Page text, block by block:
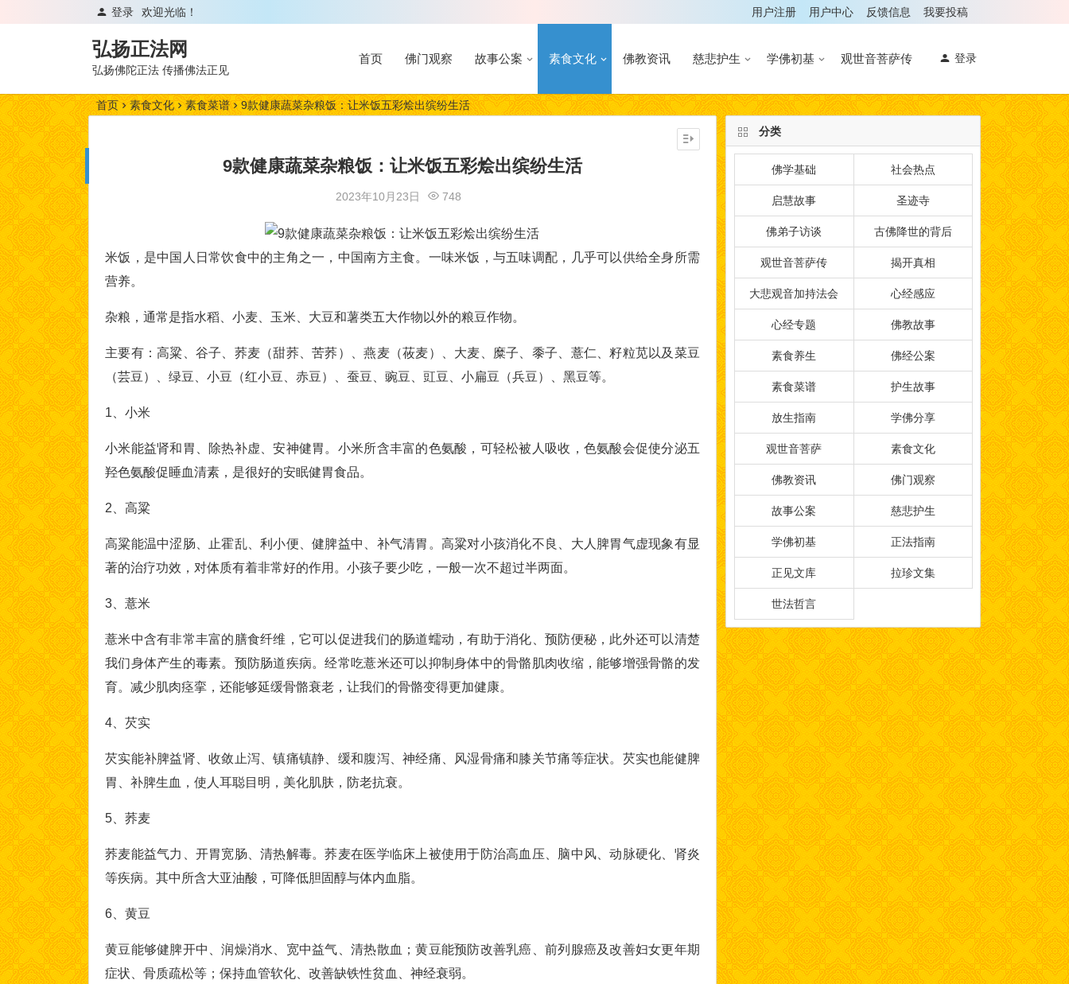
欢迎光临！
登录 用户注册 用户中心 反馈信息 我要投稿
登录
弘扬正法网
弘扬佛陀正法 传播佛法正见
首页 佛门观察 故事公案 素食文化 佛教资讯 慈悲护生 学佛初基 观世音菩萨传
首页 素食文化 素食菜谱 9款健康蔬菜杂粮饭：让米饭五彩烩出缤纷生活
9款健康蔬菜杂粮饭：让米饭五彩烩出缤纷生活
2023年10月23日 748
米饭，是中国人日常饮食中的主角之一，中国南方主食。一味米饭，与五味调配，几乎可以供给全身所需
营养。
杂粮，通常是指水稻、小麦、玉米、大豆和薯类五大作物以外的粮豆作物。
主要有：高粱、谷子、荞麦（甜荞、苦荞）、燕麦（莜麦）、大麦、糜子、黍子、薏仁、籽粒苋以及菜豆
（芸豆）、绿豆、小豆（红小豆、赤豆）、蚕豆、豌豆、豇豆、小扁豆（兵豆）、黑豆等。
1、小米
小米能益肾和胃、除热补虚、安神健胃。小米所含丰富的色氨酸，可轻松被人吸收，色氨酸会促使分泌五
羟色氨酸促睡血清素，是很好的安眠健胃食品。
2、高粱
高粱能温中涩肠、止霍乱、利小便、健脾益中、补气清胃。高粱对小孩消化不良、大人脾胃气虚现象有显
著的治疗功效，对体质有着非常好的作用。小孩子要少吃，一般一次不超过半两面。
3、薏米
薏米中含有非常丰富的膳食纤维，它可以促进我们的肠道蠕动，有助于消化、预防便秘，此外还可以清楚
我们身体产生的毒素。预防肠道疾病。经常吃薏米还可以抑制身体中的骨骼肌肉收缩，能够增强骨骼的发
育。减少肌肉痉挛，还能够延缓骨骼衰老，让我们的骨骼变得更加健康。
4、芡实
芡实能补脾益肾、收敛止泻、镇痛镇静、缓和腹泻、神经痛、风湿骨痛和膝关节痛等症状。芡实也能健脾
胃、补脾生血，使人耳聪目明，美化肌肤，防老抗衰。
5、荞麦
荞麦能益气力、开胃宽肠、清热解毒。荞麦在医学临床上被使用于防治高血压、脑中风、动脉硬化、肾炎
等疾病。其中所含大亚油酸，可降低胆固醇与体内血脂。
6、黄豆
黄豆能够健脾开中、润燥消水、宽中益气、清热散血；黄豆能预防改善乳癌、前列腺癌及改善妇女更年期
症状、骨质疏松等；保持血管软化、改善缺铁性贫血、神经衰弱。
分类
佛学基础 社会热点
启慧故事 圣迹寺
佛弟子访谈 古佛降世的背后
观世音菩萨传 揭开真相
大悲观音加持法会 心经感应
心经专题 佛教故事
素食养生 佛经公案
素食菜谱 护生故事
放生指南 学佛分享
观世音菩萨 素食文化
佛教资讯 佛门观察
故事公案 慈悲护生
学佛初基 正法指南
正见文库 拉珍文集
世法哲言